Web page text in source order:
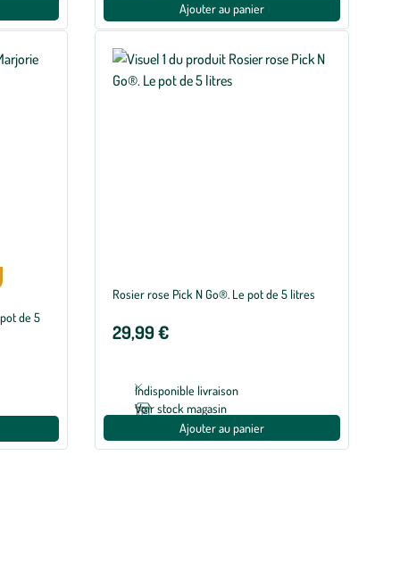
Ajouter au panier
de 5
Rosier rose Pick N Go®. Le pot de 5 litres
29,99 €
Indisponible livraison
Voir stock magasin
Ajouter au panier